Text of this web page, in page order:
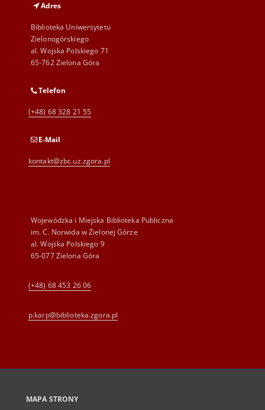
Adres
Biblioteka Uniwersytetu
Zielonogórskiego
al. Wojska Polskiego 71
65-762 Zielona Góra
Telefon
(+48) 68 328 21 55
E-Mail
kontakt@zbc.uz.zgora.pl
Wojewódzka i Miejska Biblioteka Publiczna
im. C. Norwida w Zielonej Górze
al. Wojska Polskiego 9
65-077 Zielona Góra
(+48) 68 453 26 06
p.karp@biblioteka.zgora.pl
MAPA STRONY